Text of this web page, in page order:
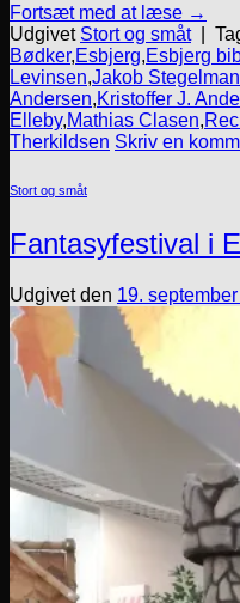
Fortsæt med at læse →
Udgivet Stort og småt
Bødker,Esbjerg,Esbjerg
Levinsen,Jakob
Andersen,Kristoffer J.
Elleby,Mathias Clasen,
Therkildsen Skriv en
Stort og småt
Fantasyfestival i
Udgivet den 19.